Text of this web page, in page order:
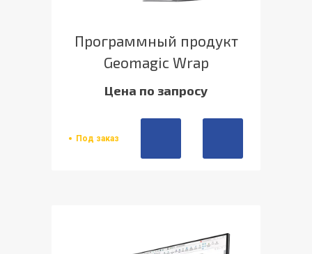
Программный продукт
Geomagic Wrap
Цена по запросу
Под заказ